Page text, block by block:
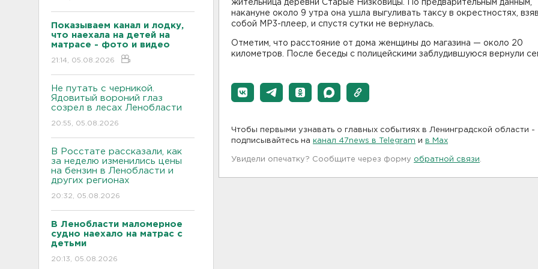
Показываем канал и лодку,
что наехала на детей на
матрасе - фото и видео
21:14, 05.08.2026
Не путать с черникой.
Ядовитый вороний глаз
созрел в лесах Ленобласти
20:55, 05.08.2026
В Росстате рассказали, как
за неделю изменились цены
на бензин в Ленобласти и
других регионах
20:32, 05.08.2026
В Ленобласти маломерное
судно наехало на матрас с
детьми
20:13, 05.08.2026
жительница деревни Старые Низковицы. По предварительным данным,
накануне около 9 утра она ушла выгуливать таксу в окрестностях,
собой MP3-плеер, и спустя сутки не вернулась.
Отметим, что расстояние от дома женщины до магазина — около 20
километров. После беседы с полицейскими заблудившуюся вернули
Чтобы первыми узнавать о главных событиях в Ленинградской области -
подписывайтесь на канал 47news в Telegram и в Maх
Увидели опечатку? Сообщите через форму обратной связи